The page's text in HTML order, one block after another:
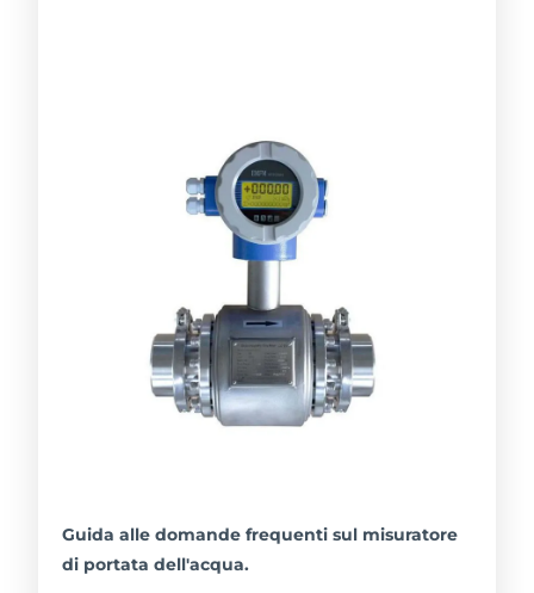
Guida alle domande frequenti sul misuratore
di portata dell'acqua.